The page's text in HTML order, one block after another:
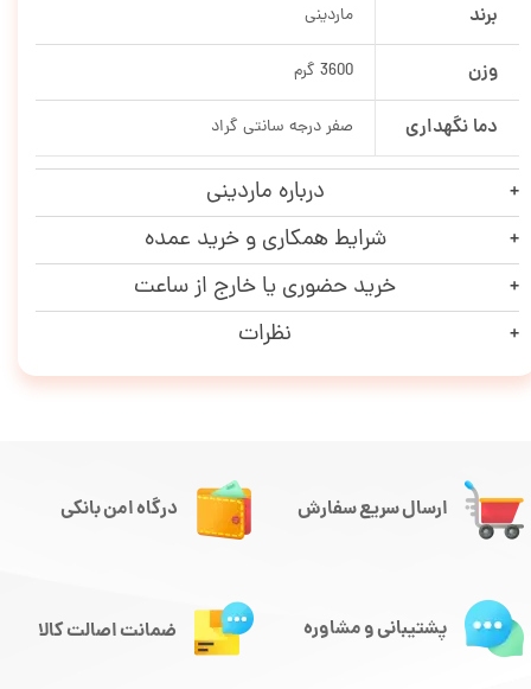
برند ماردینی
وزن 3600 گرم
دما نگهداری صفر درجه سانتی گراد
درباره ماردینی
شرایط همکاری و خرید عمده
خرید حضوری یا خارج از ساعت
نظرات
ارسال سریع سفارش درگاه امن بانکی
پشتیبانی و مشاوره ضمانت اصالت کالا